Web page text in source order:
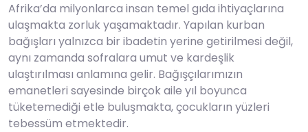
Afrika’da milyonlarca insan temel gıda ihtiyaçlarına
ulaşmakta zorluk yaşamaktadır. Yapılan kurban
bağışları yalnızca bir ibadetin yerine getirilmesi değil,
aynı zamanda sofralara umut ve kardeşlik
ulaştırılması anlamına gelir. Bağışçılarımızın
emanetleri sayesinde birçok aile yıl boyunca
tüketemediği etle buluşmakta, çocukların yüzleri
tebessüm etmektedir.